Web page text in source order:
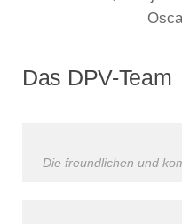
Das DPV-Team
Die freundlichen und